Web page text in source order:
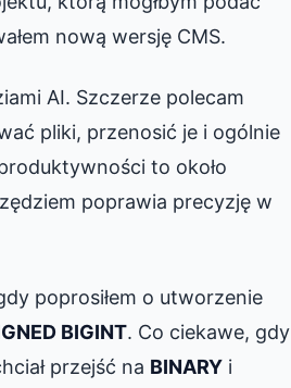
nową wersję CMS.
AI. Szczerze polecam
pliki, przenosić je i ogólnie
to około
poprawia precyzję w
poprosiłem o utworzenie
BIGINT. Co ciekawe, gdy
przejść na BINARY i